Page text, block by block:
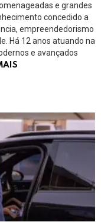
e grandes
concedido a
empreendedorismo
Há 12 anos atuando na
e avançados